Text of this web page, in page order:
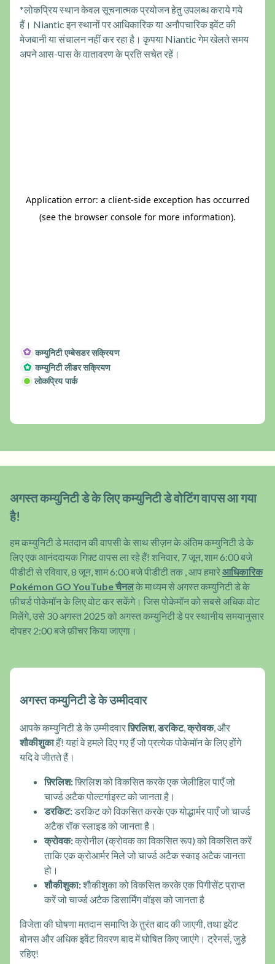
*लोकप्रिय स्थान केवल सूचनात्मक प्रयोजन हेतु उपलब्ध कराये गये
हैं। Niantic इन स्थानों पर आधिकारिक या अनौपचारिक इवेंट की
मेजबानी या संचालन नहीं कर रहा है। कृपया Niantic गेम खेलते समय
अपने आस-पास के वातावरण के प्रति सचेत रहें।
कम्युनिटी एम्बेसडर सक्रियण
कम्युनिटी लीडर सक्रियण
लोकप्रिय पार्क
अगस्त कम्युनिटी डे के लिए कम्युनिटी डे वोटिंग वापस आ गया
है!
हम कम्युनिटी डे मतदान की वापसी के साथ सीज़न के अंतिम कम्युनिटी डे के
लिए एक आनंददायक गिफ़्ट वापस ला रहे हैं! शनिवार, 7 जून, शाम 6:00 बजे
पीडीटी से रविवार, 8 जून, शाम 6:00 बजे पीडीटी तक , आप हमारेआधिकारिक
Pokémon GO YouTube चैनलके माध्यम से अगस्त कम्युनिटी डे के
फ़ीचर्ड पोकेमॉन के लिए वोट कर सकेंगे। जिस पोकेमॉन को सबसे अधिक वोट
मिलेंगे, उसे 30 अगस्त 2025 को अगस्त कम्युनिटी डे पर स्थानीय समयानुसार
दोपहर 2:00 बजे फ़ीचर किया जाएगा।
अगस्त कम्युनिटी डे के उम्मीदवार
आपके कम्युनिटी डे के उम्मीदवारफ़्रिलिश,डरकिट,क्रोवक, और
शौकीशुकाहैं! यहां वे हमले दिए गए हैं जो प्रत्येक पोकेमॉन के लिए होंगे
यदि वे जीतते हैं।
फ़्रिलिश:फ़्रिलिश को विकसित करके एक जेलीहिल पाएँ जो
चार्ज्ड अटैक पोल्टर्गाइस्ट को जानता है।
डरकिट:डरकिट को विकसित करके एक योद्धार्मर पाएँ जो चार्ज्ड
अटैक रॉक स्लाइड को जानता है।
क्रोवक:क्रोनील (क्रोवक का विकसित रूप) को विकसित करें
ताकि एक क्रोआर्मर मिले जो चार्ज्ड अटैक स्काइ अटैक जानता
हो।
शौकीशुका:शौकीशुका को विकसित करके एक पिगीसेंट प्राप्त
करें जो चार्ज्ड अटैक डिसार्मिंग वॉइस को जानता है
विजेता की घोषणा मतदान समाप्ति के तुरंत बाद की जाएगी, तथा इवेंट
बोनस और अधिक इवेंट विवरण बाद में घोषित किए जाएंगे। ट्रेनर्स, जुड़े
रहिए!